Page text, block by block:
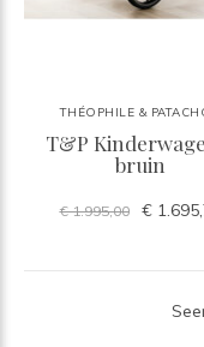
THÉOPHILE &
T&P
bruin
€ 1.995,00 €